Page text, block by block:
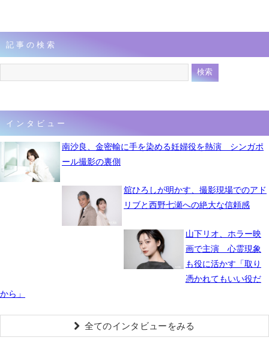
記事の検索
インタビュー
南沙良、金密輸に手を染める妊婦役を熱演 シンガポ
ール撮影の裏側
舘ひろしが明かす、撮影現場でのアド
リブと西野七瀬への絶大な信頼感
山下リオ、ホラー映
画で主演 心霊現象
も役に活かす「取り
憑かれてもいい役だ
から」
全てのインタビューをみる